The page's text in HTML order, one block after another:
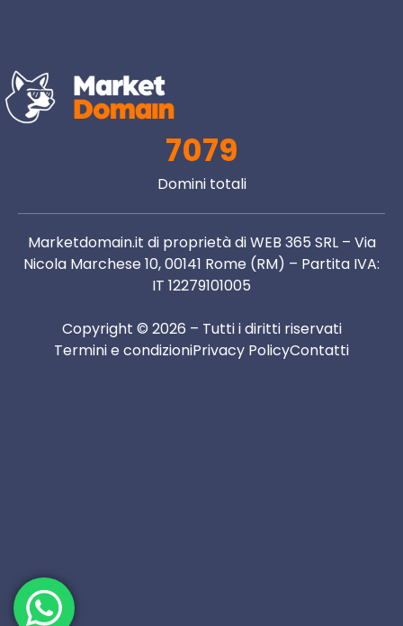
7079
Domini totali
Marketdomain.it di proprietà di WEB 365 SRL – Via
Nicola Marchese 10, 00141 Rome (RM) – Partita IVA:
IT 12279101005
Copyright © 2026 – Tutti i diritti riservati
Termini e condizioniPrivacy PolicyContatti